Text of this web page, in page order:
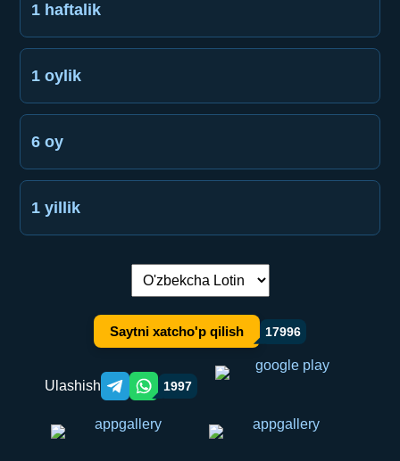
1 haftalik
1 oylik
6 oy
1 yillik
Tilni almashtirish:
Saytni xatcho'p qilish 17996
Ulashish Telegram orqali ulashish
WhatsApp orqali ulashish
1997